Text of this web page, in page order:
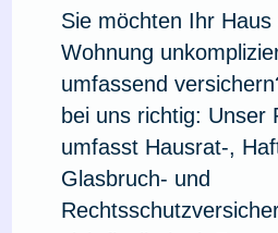
Sie möchten Ihr
Wohnung
umfassend
bei uns richtig: Unser
umfasst Hausrat-,
Glasbruch- und